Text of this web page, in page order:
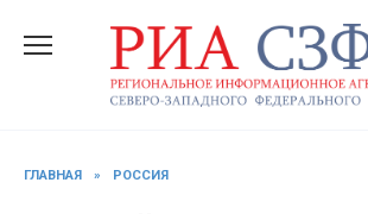
содержанию
ГЛАВНАЯ » РОССИЯ